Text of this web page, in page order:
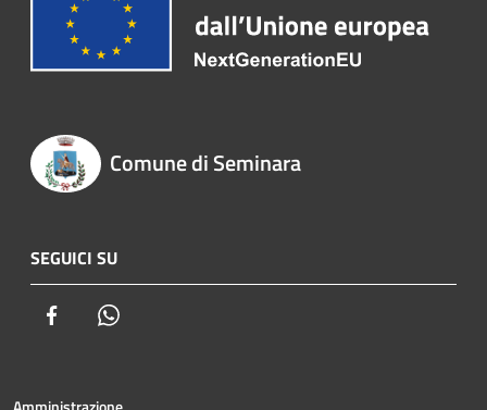
Comune di Seminara
SEGUICI SU
Facebook